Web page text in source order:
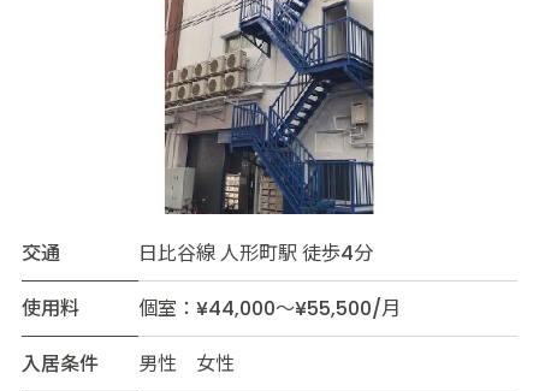
交通
日比谷線 人形町駅 徒歩4分
使用料
個室：¥44,000～¥55,500/月
入居条件
男性 女性